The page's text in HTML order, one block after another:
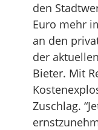
den
Euro mehr
an den
der
Bieter. Mit
Zuschlag.